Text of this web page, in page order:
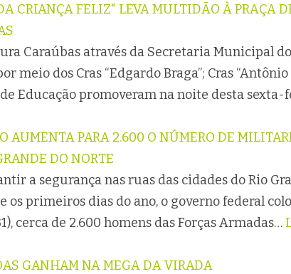
CRIANÇA FELIZ" LEVA MULTIDÃO À PRAÇA
Caraúbas através da Secretaria Municipal
meio dos Cras “Edgardo Braga”; Cras “Antônio
Educação promoveram na noite desta sexta-
AUMENTA PARA 2.600 O NÚMERO DE
DO NORTE
a segurança nas ruas das cidades do Rio
os primeiros dias do ano, o governo federal
cerca de 2.600 homens das Forças Armadas…
GANHAM NA MEGA DA VIRADA